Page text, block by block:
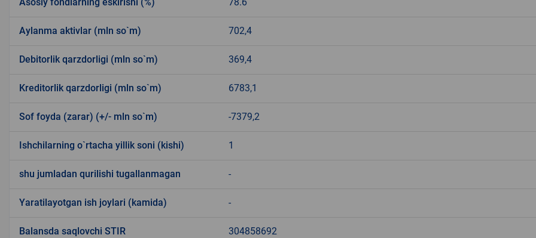
Asosiy fondlarning eskirishi (%) 78.6
Aylanma aktivlar (mln so`m) 702,4
Debitorlik qarzdorligi (mln so`m) 369,4
Kreditorlik qarzdorligi (mln so`m) 6783,1
Sof foyda (zarar) (+/- mln so`m) -7379,2
Ishchilarning o`rtacha yillik soni (kishi) 1
shu jumladan qurilishi tugallanmagan -
Yaratilayotgan ish joylari (kamida) -
Balansda saqlovchi STIR 304858692